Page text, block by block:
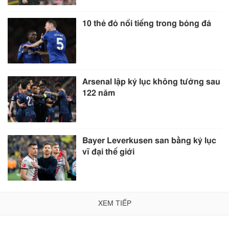
10 thẻ đỏ nổi tiếng trong bóng đá
Arsenal lập kỷ lục không tưởng sau
122 năm
Bayer Leverkusen san bằng kỷ lục
vĩ đại thế giới
XEM TIẾP